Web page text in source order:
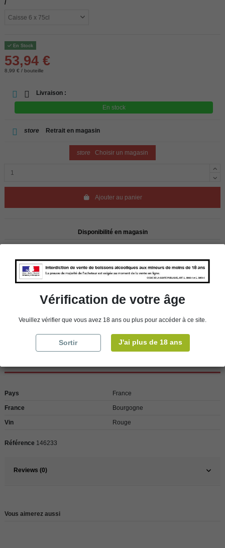
/
En Stock
53,94 €
8,99 € / bouteille
Livraison :
En stock
store Retrait en magasin
store Choisir un magasin
Ajouter au panier
Disponibilité en magasin
store WBS Roscoff En stock
Rappel
Les commandes sont uniquement livrées en France métropolitaine. Pour les
clients de l’étranger, retrait sur place dans nos magasins de ROSCOFF ou
Pays France
France Bourgogne
Vin Rouge
Référence 146233
Reviews (0)
Vous aimerez aussi
Vérification de votre âge
Veuillez vérifier que vous avez 18 ans ou plus pour accéder à ce site.
Sortir J'ai plus de 18 ans